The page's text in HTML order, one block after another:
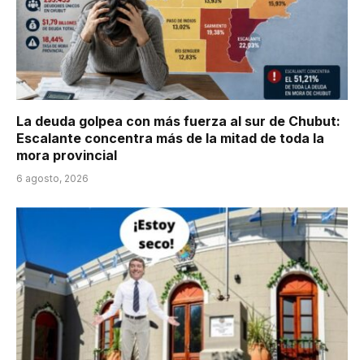
La deuda golpea con más fuerza al sur de Chubut:
Escalante concentra más de la mitad de toda la
mora provincial
6 agosto, 2026